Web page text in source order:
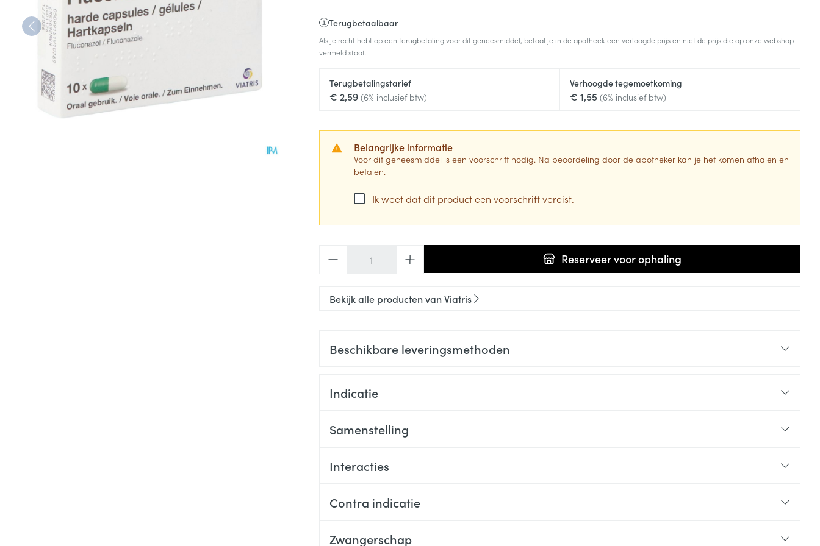
Terugbetaalbaar
Als je recht hebt op een terugbetaling voor dit geneesmiddel, betaal je in de apotheek een verlaagde prijs en niet de prijs die op onze webshop
vermeld staat.
Terugbetalingstarief
€ 2,59 (6% inclusief btw)
Verhoogde tegemoetkoming
€ 1,55 (6% inclusief btw)
Belangrijke informatie
Voor dit geneesmiddel is een voorschrift nodig. Na beoordeling door de apotheker kan je het komen afhalen en
betalen.
Ik weet dat dit product een voorschrift vereist.
Reserveervoor ophaling
Bekijk alle producten van Viatris
Beschikbare leveringsmethoden
Indicatie
Samenstelling
Interacties
Contra indicatie
Zwangerschap